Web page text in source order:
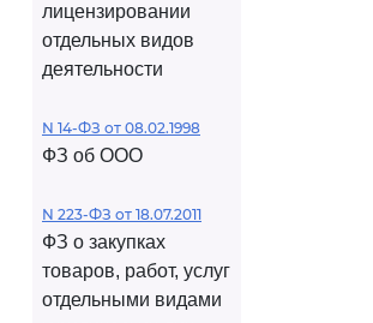
лицензировании
отдельных видов
деятельности
N 14-ФЗ от 08.02.1998
ФЗ об ООО
N 223-ФЗ от 18.07.2011
ФЗ о закупках
товаров, работ, услуг
отдельными видами